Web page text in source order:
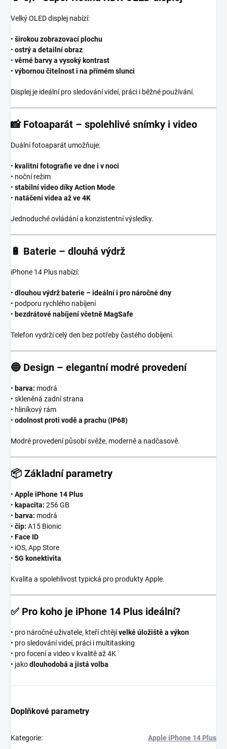
Velký OLED displej nabízí:
• širokou zobrazovací plochu
• ostrý a detailní obraz
• věrné barvy a vysoký kontrast
• výbornou čitelnost i na přímém slunci
Displej je ideální pro sledování videí, práci i běžné používání.
📸 Fotoaparát – spolehlivé snímky i video
Duální fotoaparát umožňuje:
• kvalitní fotografie ve dne i v noci
• noční režim
• stabilní video díky Action Mode
• natáčení videa až ve 4K
Jednoduché ovládání a konzistentní výsledky.
🔋 Baterie – dlouhá výdrž
iPhone 14 Plus nabízí:
• dlouhou výdrž baterie – ideální i pro náročné dny
• podporu rychlého nabíjení
• bezdrátové nabíjení včetně MagSafe
Telefon vydrží celý den bez potřeby častého dobíjení.
🔵 Design – elegantní modré provedení
• barva: modrá
• skleněná zadní strana
• hliníkový rám
• odolnost proti vodě a prachu (IP68)
Modré provedení působí svěže, moderně a nadčasově.
📦 Základní parametry
• Apple iPhone 14 Plus
• kapacita: 256 GB
• barva: modrá
• čip: A15 Bionic
• Face ID
• iOS, App Store
• 5G konektivita
Kvalita a spolehlivost typická pro produkty Apple.
✅ Pro koho je iPhone 14 Plus ideální?
• pro náročné uživatele, kteří chtějívelké úložiště a výkon
• pro sledování videí, práci i multitasking
• pro focení a video v kvalitě až 4K
• jakodlouhodobá a jistá volba
Doplňkové parametry
Kategorie: Apple iPhone 14 Plus